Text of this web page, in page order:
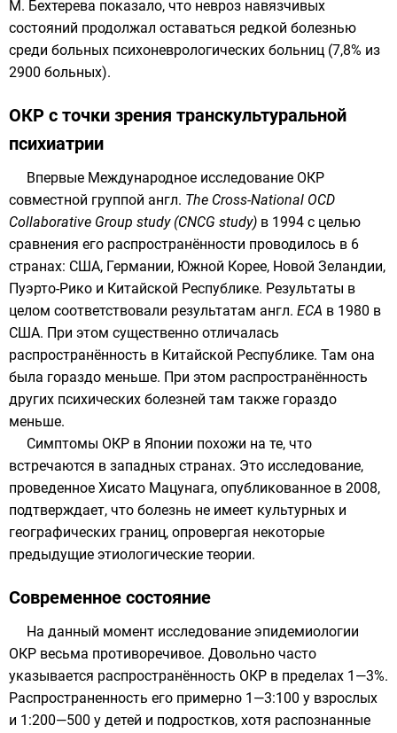
М. Бехтерева показало, что невроз навязчивых
состояний продолжал оставаться редкой болезнью
среди больных психоневрологических больниц (7,8% из
2900 больных).
ОКР с точки зрения транскультуральной
психиатрии
Впервые Международное исследование ОКР
совместной группой англ. The Cross-National OCD
Collaborative Group study (CNCG study) в 1994 с целью
сравнения его распространённости проводилось в 6
странах: США, Германии, Южной Корее, Новой Зеландии,
Пуэрто-Рико и Китайской Республике. Результаты в
целом соответствовали результатам англ. ECA в 1980 в
США. При этом существенно отличалась
распространённость в Китайской Республике. Там она
была гораздо меньше. При этом распространённость
других психических болезней там также гораздо
меньше.
Симптомы ОКР в Японии похожи на те, что
встречаются в западных странах. Это исследование,
проведенное Хисато Мацунага, опубликованное в 2008,
подтверждает, что болезнь не имеет культурных и
географических границ, опровергая некоторые
предыдущие этиологические теории.
Современное состояние
На данный момент исследование эпидемиологии
ОКР весьма противоречивое. Довольно часто
указывается распространённость ОКР в пределах 1—3%.
Распространенность его примерно 1—3:100 у взрослых
и 1:200—500 у детей и подростков, хотя распознанные